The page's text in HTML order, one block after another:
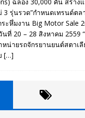
3 รุ่นรวด”กำหนดเทรนด์ต
ะหึ่มงาน Big Motor Sale
นที่ 20 – 28 สิงหาคม
หน่ายรถจักรยานยนต์สตาเ
[…]